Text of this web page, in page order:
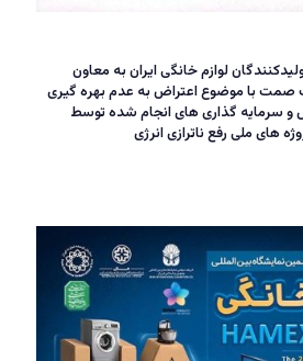
لوازم خانگی ایران به معاون
صمت با موضوع اعتراض به عدم بهره گیری
سرمایه گذاری های انجام شده توسط
ملی رفع ناترازی انرژی